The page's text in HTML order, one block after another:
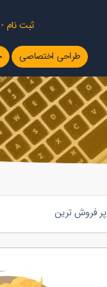
ثبت نام
طراحی اختصاصی
پر فروش ترین